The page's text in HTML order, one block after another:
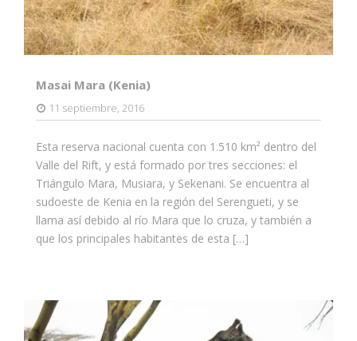
Masai Mara (Kenia)
11 septiembre, 2016
Esta reserva nacional cuenta con 1.510 km² dentro del
Valle del Rift, y está formado por tres secciones: el
Triángulo Mara, Musiara, y Sekenani. Se encuentra al
sudoeste de Kenia en la región del Serengueti, y se
llama así debido al río Mara que lo cruza, y también a
que los principales habitantes de esta […]